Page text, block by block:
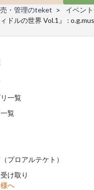
・管理のteket イベン
ドルの世界 Vol.1』 :
一覧
覧
プロアルテケト）
け取り
へ